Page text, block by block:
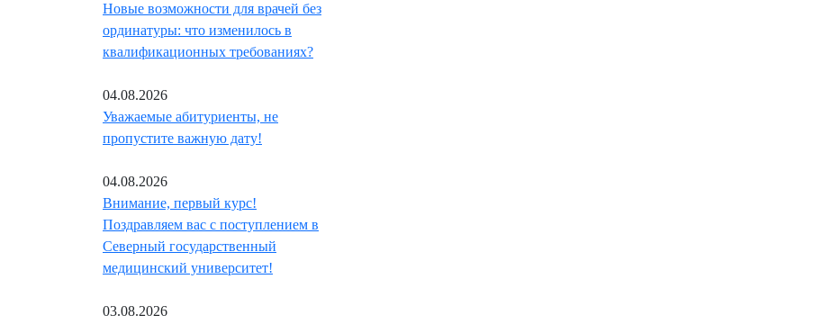
Новые возможности для врачей без
ординатуры: что изменилось в
квалификационных требованиях?
04.08.2026
Уважаемые абитуриенты, не
пропустите важную дату!
04.08.2026
Внимание, первый курс!
Поздравляем вас с поступлением в
Северный государственный
медицинский университет!
03.08.2026